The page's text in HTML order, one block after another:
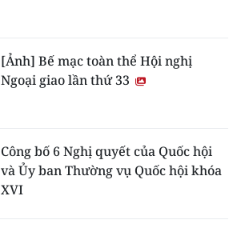
[Ảnh] Bế mạc toàn thể Hội nghị
Ngoại giao lần thứ 33
Công bố 6 Nghị quyết của Quốc hội
và Ủy ban Thường vụ Quốc hội khóa
XVI